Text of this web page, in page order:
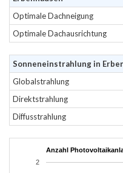
Optimale Dachneigung
Optimale Dachausrichtung
Sonneneinstrahlung in
Globalstrahlung
Direktstrahlung
Diffusstrahlung
Anzahl
2